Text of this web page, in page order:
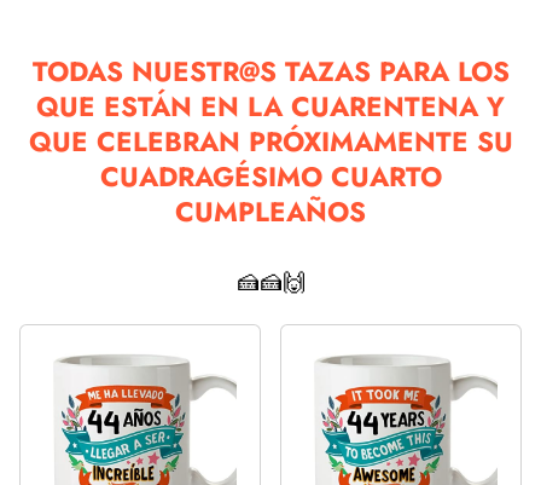
TODAS NUESTR@S TAZAS PARA LOS
QUE ESTÁN EN LA CUARENTENA Y
QUE CELEBRAN PRÓXIMAMENTE SU
CUADRAGÉSIMO CUARTO
CUMPLEAÑOS
🍰🍰🙌